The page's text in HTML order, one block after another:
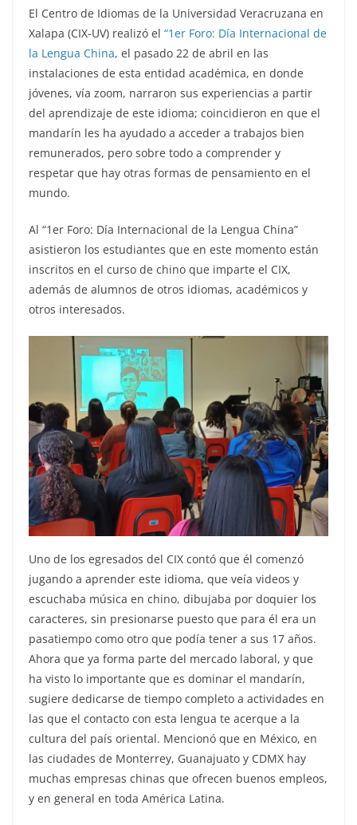
El Centro de Idiomas de la Universidad Veracruzana en
Xalapa (CIX-UV) realizó el “1er Foro: Día Internacional de
la Lengua China, el pasado 22 de abril en las
instalaciones de esta entidad académica, en donde
jóvenes, vía zoom, narraron sus experiencias a partir
del aprendizaje de este idioma; coincidieron en que el
mandarín les ha ayudado a acceder a trabajos bien
remunerados, pero sobre todo a comprender y
respetar que hay otras formas de pensamiento en el
mundo.
Al “1er Foro: Día Internacional de la Lengua China”
asistieron los estudiantes que en este momento están
inscritos en el curso de chino que imparte el CIX,
además de alumnos de otros idiomas, académicos y
otros interesados.
Uno de los egresados del CIX contó que él comenzó
jugando a aprender este idioma, que veía videos y
escuchaba música en chino, dibujaba por doquier los
caracteres, sin presionarse puesto que para él era un
pasatiempo como otro que podía tener a sus 17 años.
Ahora que ya forma parte del mercado laboral, y que
ha visto lo importante que es dominar el mandarín,
sugiere dedicarse de tiempo completo a actividades en
las que el contacto con esta lengua te acerque a la
cultura del país oriental. Mencionó que en México, en
las ciudades de Monterrey, Guanajuato y CDMX hay
muchas empresas chinas que ofrecen buenos empleos,
y en general en toda América Latina.